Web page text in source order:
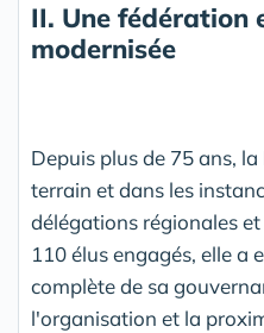
II. Une fédération
modernisée
Depuis plus de 75 ans,
terrain et dans les
délégations régionales
110 élus engagés, elle a
complète de sa
l'organisation et la